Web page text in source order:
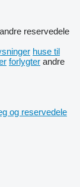
reservedele
huse til
forlygter andre
og reservedele